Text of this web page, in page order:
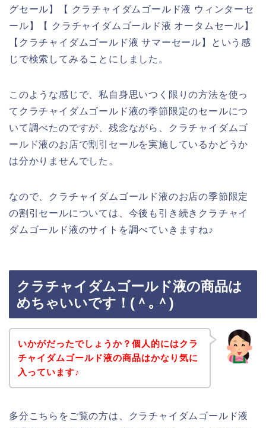
グセール】【 クラチャイダムゴールド液 ウィンターセ
ール】【 クラチャイダムゴールド液 オータムセール】
【クラチャイダムゴールド液 サマーセール】という感
じで検索してみることにしました。
このような感じで、私自身思いつく限りの方法を使っ
てクラチャイダムゴールド液の季節限定のセールにつ
いて調べたのですが、残念ながら、クラチャイダムゴ
ールド液のお店で割引セールを実施しているかどうか
は分かりませんでした。
なので、クラチャイダムゴールド液のお店の季節限定
の割引セールについては、今後も引き続きクラチャイ
ダムゴールド液のサイトを調べていきますね♪
クラチャイダムゴールド液の商品は
めちゃいいです！(＾｡＾)
いかがだったでしょうか？個人的にはクラ
チャイダムゴールド液の商品はかなり気に
入っています♪
多分こちらをご覧の方は、クラチャイダムゴールド液